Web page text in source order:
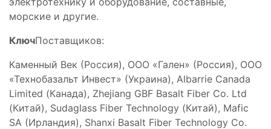
морские и другие.
КлючПоставщиков:
Каменный Век (Россия), ООО «Гален» (Россия), ООО
«Технобазальт Инвест» (Украина), Albarrie Canada
Limited (Канада), Zhejiang GBF Basalt Fiber Co. Ltd
(Китай), Sudaglass Fiber Technology (Китай), Mafic
SA (Ирландия), Shanxi Basalt Fiber Technology Co.